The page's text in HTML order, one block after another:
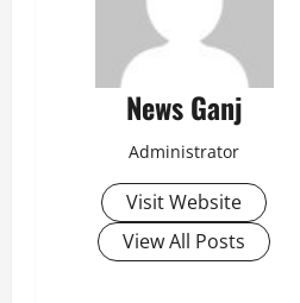
News Ganj
Administrator
Visit Website
View All Posts